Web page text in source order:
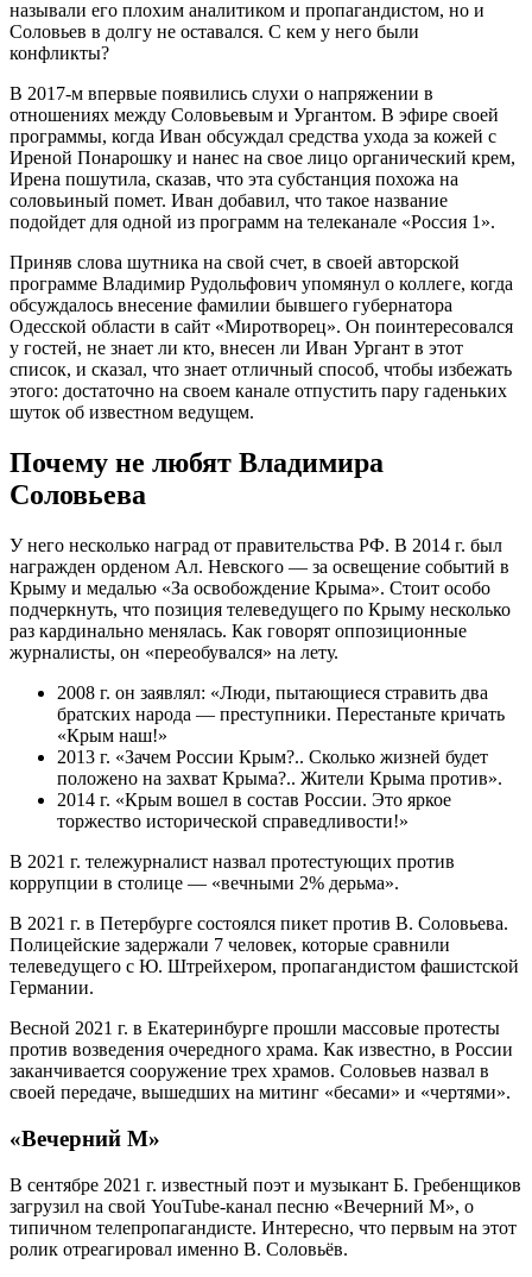
называли его плохим аналитиком и пропагандистом, но и
Соловьев в долгу не оставался. С кем у него были
конфликты?
В 2017-м впервые появились слухи о напряжении в
отношениях между Соловьевым и Ургантом. В эфире своей
программы, когда Иван обсуждал средства ухода за кожей с
Иреной Понарошку и нанес на свое лицо органический крем,
Ирена пошутила, сказав, что эта субстанция похожа на
соловьиный помет. Иван добавил, что такое название
подойдет для одной из программ на телеканале «Россия 1».
Приняв слова шутника на свой счет, в своей авторской
программе Владимир Рудольфович упомянул о коллеге, когда
обсуждалось внесение фамилии бывшего губернатора
Одесской области в сайт «Миротворец». Он поинтересовался
у гостей, не знает ли кто, внесен ли Иван Ургант в этот
список, и сказал, что знает отличный способ, чтобы избежать
этого: достаточно на своем канале отпустить пару гаденьких
шуток об известном ведущем.
Почему не любят Владимира
Соловьева
У него несколько наград от правительства РФ. В 2014 г. был
награжден орденом Ал. Невского — за освещение событий в
Крыму и медалью «За освобождение Крыма». Стоит особо
подчеркнуть, что позиция телеведущего по Крыму несколько
раз кардинально менялась. Как говорят оппозиционные
журналисты, он «переобувался» на лету.
2008 г. он заявлял: «Люди, пытающиеся стравить два
братских народа — преступники. Перестаньте кричать
«Крым наш!»
2013 г. «Зачем России Крым?.. Сколько жизней будет
положено на захват Крыма?.. Жители Крыма против».
2014 г. «Крым вошел в состав России. Это яркое
торжество исторической справедливости!»
В 2021 г. тележурналист назвал протестующих против
коррупции в столице — «вечными 2% дерьма».
В 2021 г. в Петербурге состоялся пикет против В. Соловьева.
Полицейские задержали 7 человек, которые сравнили
телеведущего с Ю. Штрейхером, пропагандистом фашистской
Германии.
Весной 2021 г. в Екатеринбурге прошли массовые протесты
против возведения очередного храма. Как известно, в России
заканчивается сооружение трех храмов. Соловьев назвал в
своей передаче, вышедших на митинг «бесами» и «чертями».
«Вечерний М»
В сентябре 2021 г. известный поэт и музыкант Б. Гребенщиков
загрузил на свой YouTube-канал песню «Вечерний М», о
типичном телепропагандисте. Интересно, что первым на этот
ролик отреагировал именно В. Соловьёв.